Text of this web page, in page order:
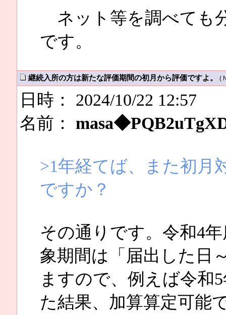
ネット等を調べても
です。
継続入所の方は新たな評価期間の初月から評価ですよ。 (
日時： 2024/10/22 12:57
名前：
>1年経てば、また初月
ですか？
その通りです。令和4
象期間は「届出した日
ますので、例えば令和
た結果、加算算定可能